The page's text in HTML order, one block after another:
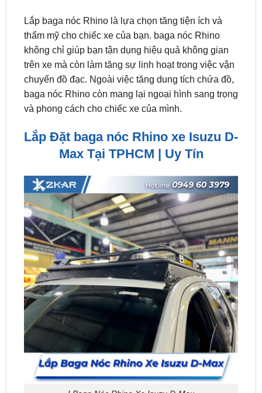
không chỉ giúp bạn tận dụng hiệu quả không gian
trên xe mà còn làm tăng sự linh hoạt trong việc vận
chuyển đồ đạc. Ngoài việc tăng dung tích chứa đồ,
baga nóc Rhino còn mang lại ngoại hình sang trọng
và phong cách cho chiếc xe của mình.
Lắp Đặt baga nóc Rhino xe Isuzu D-
LBaga Nóc Rhino Xe Isuzu D-Max